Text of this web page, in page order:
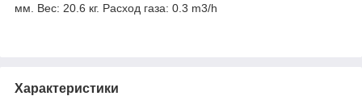
мм. Вес: 20.6 кг. Расход газа: 0.3 m3/h
Характеристики